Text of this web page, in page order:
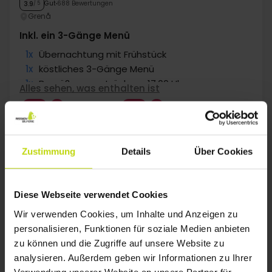
Zustimmung Details Über Cookies
Diese Webseite verwendet Cookies
Wir verwenden Cookies, um Inhalte und Anzeigen zu
personalisieren, Funktionen für soziale Medien anbieten
zu können und die Zugriffe auf unsere Website zu
analysieren. Außerdem geben wir Informationen zu Ihrer
3.9/ 5 Gut 688 Bewertungen
Grenå
Inkl. ein 3-Gänge Menü
1x Übernachtung mit Frühstück
1x köstliches 3-Gänge Menü
1x Begrüßungsgetränk um 17.00 Uhr
∞ Gratis Kaffee/Tee zum Aufenthalt
∞
Alles sehen, was enthalten ist
Aug 73,- Okt
Mehr anzeigen
FAQ